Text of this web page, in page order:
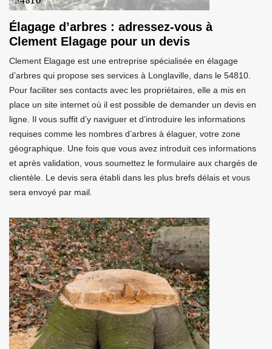
Élagage d’arbres : adressez-vous à
Clement Elagage pour un devis
Clement Elagage est une entreprise spécialisée en élagage
d’arbres qui propose ses services à Longlaville, dans le 54810.
Pour faciliter ses contacts avec les propriétaires, elle a mis en
place un site internet où il est possible de demander un devis en
ligne. Il vous suffit d’y naviguer et d’introduire les informations
requises comme les nombres d’arbres à élaguer, votre zone
géographique. Une fois que vous avez introduit ces informations
et après validation, vous soumettez le formulaire aux chargés de
clientèle. Le devis sera établi dans les plus brefs délais et vous
sera envoyé par mail.